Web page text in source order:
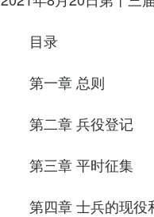
目录
第一章 总则
第二章 兵役登记
第三章 平时征集
第四章 士兵的现役